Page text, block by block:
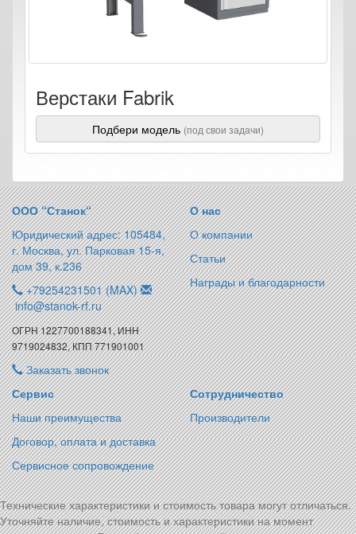
Верстаки Fabrik
Подбери модель (под свои задачи)
ООО “Станок“
Юридический адрес: 105484,
г. Москва, ул. Парковая 15-я,
дом 39, к.236
+79254231501 (MAX)
info@stanok-rf.ru
ОГРН 1227700188341, ИНН
9719024832, КПП 771901001
Заказать звонок
О нас
О компании
Статьи
Награды и благодарности
Сервис
Наши преимущества
Договор, оплата и доставка
Сервисное сопровождение
Сотрудничество
Производители
Технические характеристики и стоимость товара могут отличаться.
Уточняйте наличие, стоимость и характеристики на момент